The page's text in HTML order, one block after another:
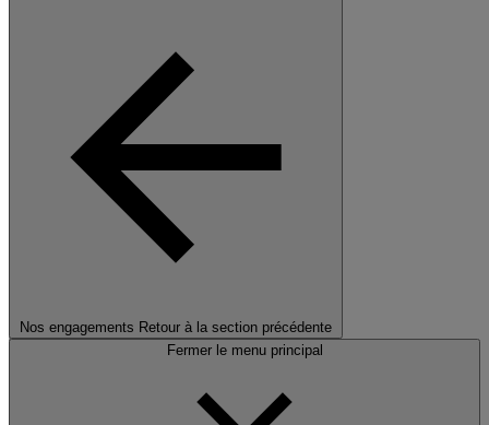
Nos engagements Retour à la section précédente
Fermer le menu principal